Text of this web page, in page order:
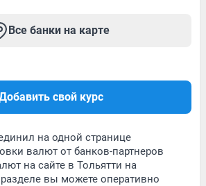
Все банки на карте
свой курс
на одной странице
валют от банков-партнеров
на сайте в Тольятти на
вы можете оперативно